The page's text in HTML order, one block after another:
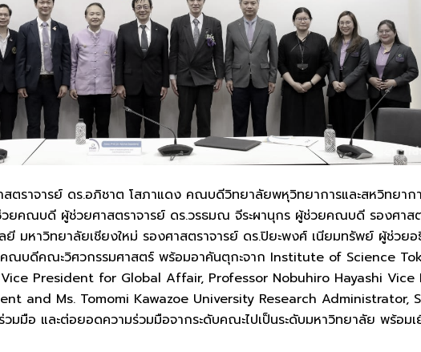
ตราจารย์ ดร.อภิชาต โสภาแดง คณบดีวิทยาลัยพหุวิทยาการและสหวิทยาก
วยคณบดี ผู้ช่วยศาสตราจารย์ ดร.วรธมณ จีระผานุกร ผู้ช่วยคณบดี รองศา
ยี มหาวิทยาลัยเชียงใหม่ รองศาสตราจารย์ ดร.ปิยะพงศ์ เนียมทรัพย์ ผู้ช่วย
ณบดีคณะวิศวกรรมศาสตร์ พร้อมอาคันตุกะจาก Institute of Science
President for Global Affair, Professor Nobuhiro Hayashi
and Ms. Tomomi Kawazoe University Research Administrator,
มมือ และต่อยอดความร่วมมือจากระดับคณะไปเป็นระดับมหาวิทยาลัย พร้อม